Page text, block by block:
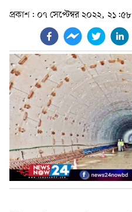
প্রকাশ: ০৭ সেপ্টেম্বর ২০২২, ২১:৫৮